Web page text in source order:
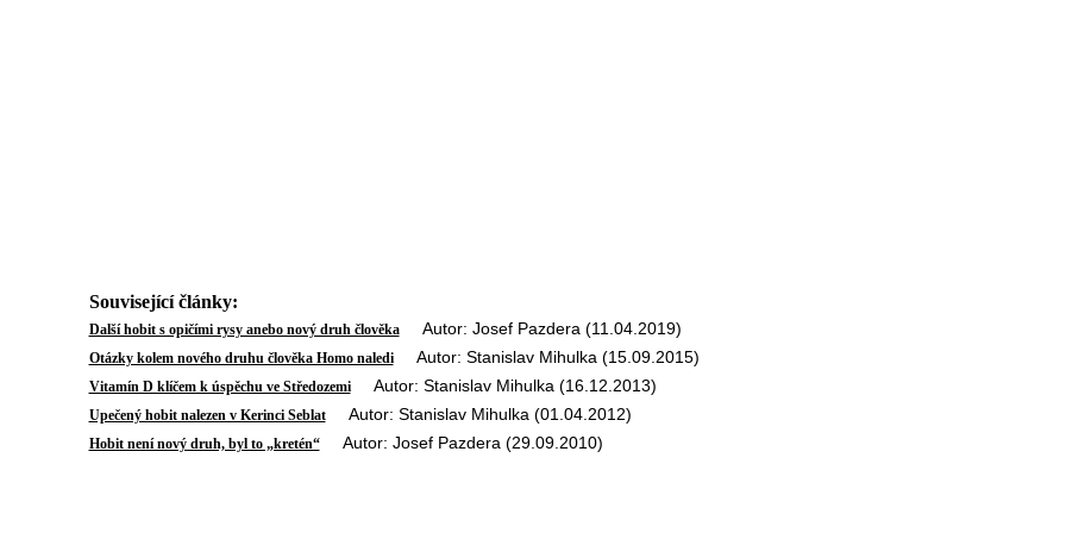
Související články:
Další hobit s opičími rysy anebo nový druh člověkaAutor: Josef Pazdera (11.04.2019)
Otázky kolem nového druhu člověka Homo nalediAutor: Stanislav Mihulka (15.09.2015)
Vitamín D klíčem k úspěchu ve StředozemiAutor: Stanislav Mihulka (16.12.2013)
Upečený hobit nalezen v Kerinci SeblatAutor: Stanislav Mihulka (01.04.2012)
Hobit není nový druh, byl to „kretén“Autor: Josef Pazdera (29.09.2010)